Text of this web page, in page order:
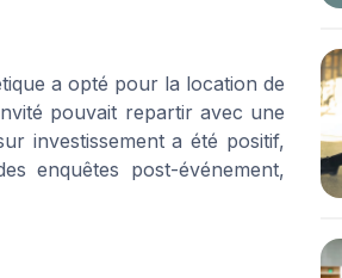
a opté pour la location de
pouvait repartir avec une
investissement a été positif,
enquêtes post-événement,